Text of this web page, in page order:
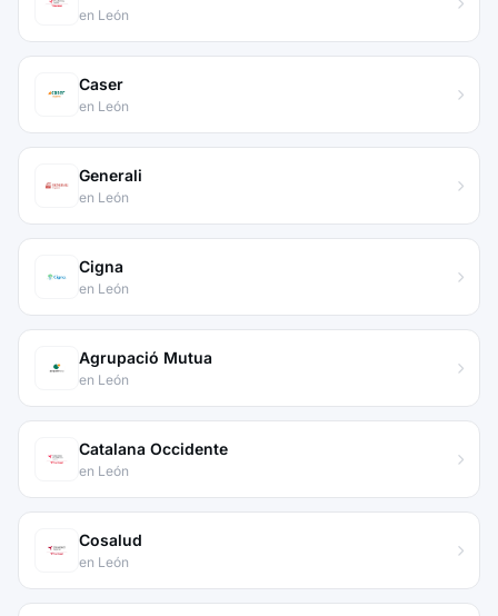
en León
Caser
en León
Generali
en León
Cigna
en León
Agrupació Mutua
en León
Catalana Occidente
en León
Cosalud
en León